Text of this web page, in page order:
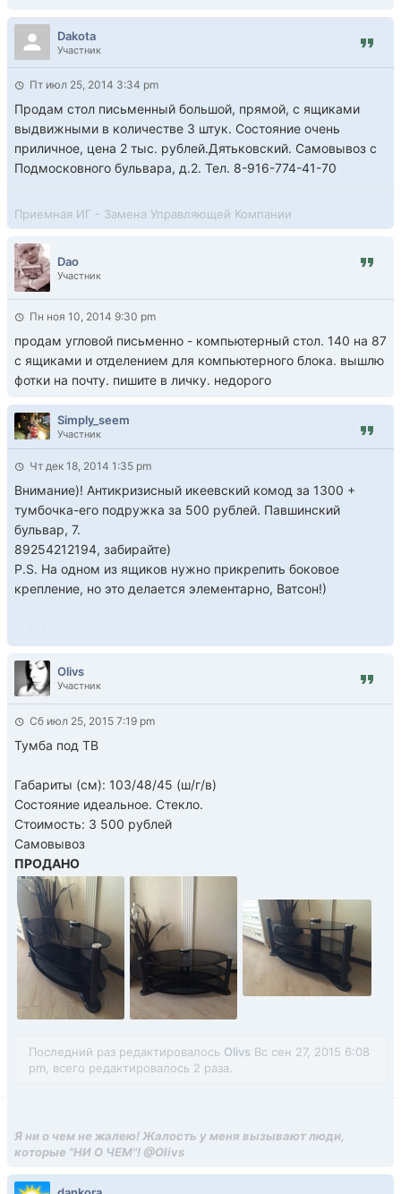
Dakota
Участник
Пт июл 25, 2014 3:34 pm
Продам стол письменный большой, прямой, с ящиками
выдвижными в количестве 3 штук. Состояние очень
приличное, цена 2 тыс. рублей.Дятьковский. Самовывоз с
Подмосковного бульвара, д.2. Тел. 8-916-774-41-70
Приемная ИГ - Замена Управляющей Компании
Dao
Участник
Пн ноя 10, 2014 9:30 pm
продам угловой письменно - компьютерный стол. 140 на 87
с ящиками и отделением для компьютерного блока. вышлю
фотки на почту. пишите в личку. недорого
Simply_seem
Участник
Чт дек 18, 2014 1:35 pm
Внимание)! Антикризисный икеевский комод за 1300 +
тумбочка-его подружка за 500 рублей. Павшинский
бульвар, 7.
89254212194, забирайте)
P.S. На одном из ящиков нужно прикрепить боковое
крепление, но это делается элементарно, Ватсон!)
Olivs
Участник
Сб июл 25, 2015 7:19 pm
Тумба под ТВ
Габариты (см): 103/48/45 (ш/г/в)
Состояние идеальное. Стекло.
Стоимость: 3 500 рублей
Самовывоз
ПРОДАНО
Последний раз редактировалось Olivs Вс сен 27, 2015 6:08
pm, всего редактировалось 2 раза.
Я ни о чем не жалею! Жалость у меня вызывают люди,
которые "НИ О ЧЕМ"! @Olivs